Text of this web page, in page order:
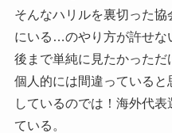
そんなハリルを裏切った
にいる…のやり方が許せな
後まで単純に見たかった
個人的には間違っている
しているのでは！海外代
ている。